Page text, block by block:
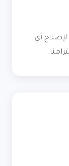
أي